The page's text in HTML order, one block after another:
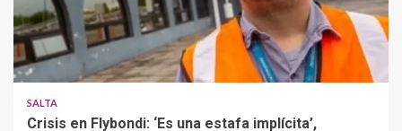
SALTA
Crisis en Flybondi: ‘Es una estafa implícita’,